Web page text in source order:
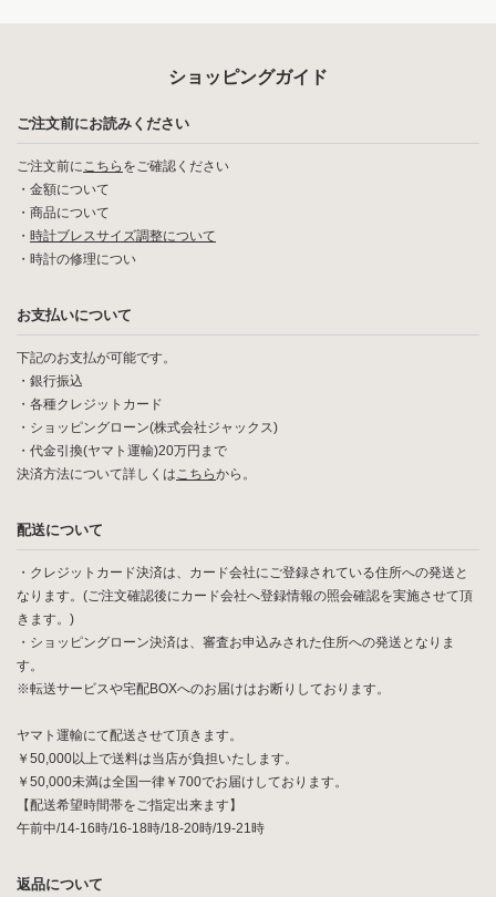
ショッピングガイド
ご注文前にお読みください
ご注文前にこちら をご確認ください
・ 金額について
・ 商品について
・ 時計ブレスサイズ調整について
・ 時計の修理につい
お支払いについて
下記のお支払が可能です。
・銀行振込
・各種クレジットカード
・ショッピングローン(株式会社ジャックス)
・代金引換(ヤマト運輸)20万円まで
決済方法について詳しくはこちらから。
配送について
・クレジットカード決済は、カード会社にご登録されている住所への発送と
なります。(ご注文確認後にカード会社へ登録情報の照会確認を実施させて頂
きます。)
・ショッピングローン決済は、審査お申込みされた住所への発送となりま
す。
※転送サービスや宅配BOXへのお届けはお断りしております。
ヤマト運輸にて配送させて頂きます。
￥50,000以上で送料は当店が負担いたします。
￥50,000未満は全国一律￥700でお届けしております。
【配送希望時間帯をご指定出来ます】
午前中/14-16時/16-18時/18-20時/19-21時
返品について